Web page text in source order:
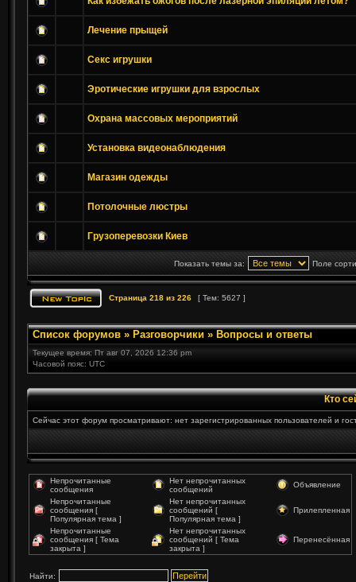
Лечение прыщей
Секс игрушки
Эротические игрушки для взрослых
Охрана массовых мероприятий
Установка видеонаблюдения
Магазин одежды
Потолочные люстры
Грузоперевозки Киев
Показать темы за: Поле
Страница 218 из 226 [ Тем: 5627 ]
Список форумов » Разговорчики » Вопросы и ответы
Текущее время: Пт авг 07, 2026 12:36 pm
Часовой пояс: UTC
Кто
Сейчас этот форум просматривают: нет зарегистрированных пользователей и
Непрочитанные
сообщения
Нет непрочитанных
сообщений
Объявление
Непрочитанные
сообщения [
Популярная тема ]
Нет непрочитанных
сообщений [
Популярная тема ]
Прилепленная
Непрочитанные
сообщения [ Тема
закрыта ]
Нет непрочитанных
сообщений [ Тема
закрыта ]
Перенесённая
Найти: